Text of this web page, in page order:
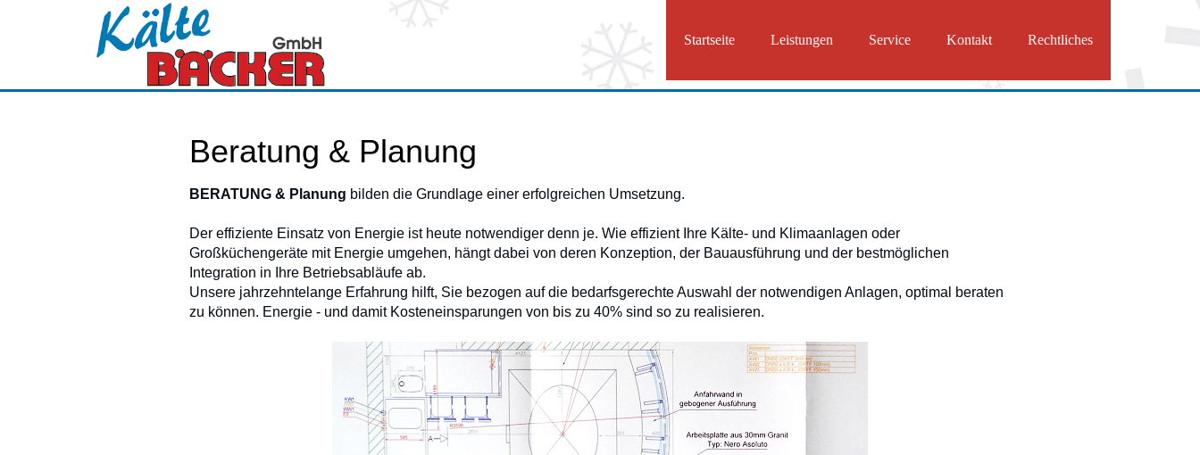
Startseite Leistungen Service Kontakt Rechtliches
Beratung & Planung
BERATUNG & Planung bilden die Grundlage einer erfolgreichen Umsetzung.
Der effiziente Einsatz von Energie ist heute notwendiger denn je. Wie effizient Ihre Kälte- und Klimaanlagen oder
Großküchengeräte mit Energie umgehen, hängt dabei von deren Konzeption, der Bauausführung und der bestmöglichen
Integration in Ihre Betriebsabläufe ab.
Unsere jahrzehntelange Erfahrung hilft, Sie bezogen auf die bedarfsgerechte Auswahl der notwendigen Anlagen, optimal beraten
zu können. Energie - und damit Kosteneinsparungen von bis zu 40% sind so zu realisieren.